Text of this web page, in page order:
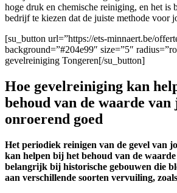
hoge druk en chemische reiniging, en het is
bedrijf te kiezen dat de juiste methode voor
[su_button url=”https://ets-minnaert.be/
background=”#204e99″ size=”5″
gevelreiniging Tongeren[/su_button]
Hoe gevelreiniging kan
behoud van de waarde van
onroerend goed
Het periodiek reinigen van de gevel van
kan helpen bij het behoud van de
belangrijk bij historische gebouwen die
aan verschillende soorten vervuiling,